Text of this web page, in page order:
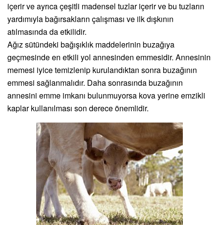
içerir ve ayrıca çeşitli madensel tuzlar içerir ve bu tuzların
yardımıyla bağırsakların çalışması ve ilk dışkının
atılmasında da etkilidir.
Ağız sütündeki bağışıklık maddelerinin buzağıya
geçmesinde en etkili yol annesinden emmesidir. Annesinin
memesi iyice temizlenip kurulandıktan sonra buzağının
emmesi sağlanmalıdır. Daha sonrasında buzağının
annesini emme imkanı bulunmuyorsa kova yerine emzikli
kaplar kullanılması son derece önemlidir.